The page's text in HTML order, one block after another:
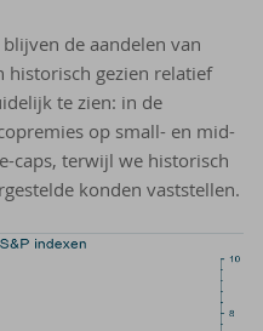
de aandelen van
gezien relatief
te zien: in de
op small- en mid-
caps, terwijl we historisch
konden vaststellen.